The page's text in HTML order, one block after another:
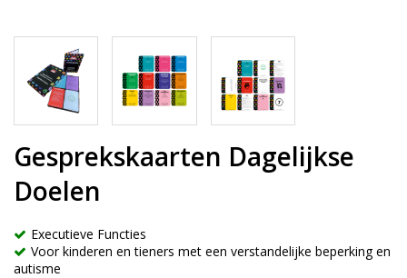
Gesprekskaarten Dagelijkse
Doelen
Executieve Functies
Voor kinderen en tieners met een verstandelijke beperking en
autisme